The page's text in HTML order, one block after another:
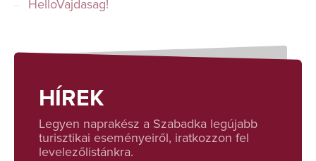
HelloVajdasag!
HÍREK
Legyen naprakész a Szabadka legújabb
turisztikai eseményeiről, iratkozzon fel
levelezőlistánkra.